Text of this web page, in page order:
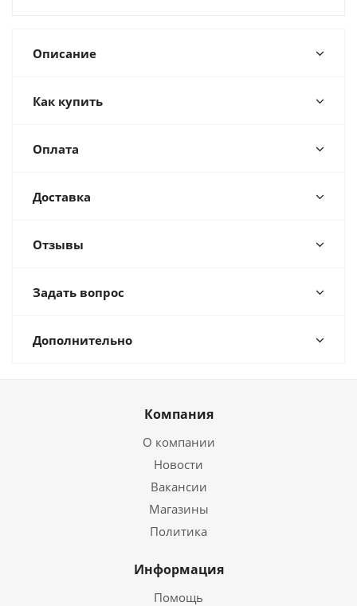
Описание
Как купить
Оплата
Доставка
Отзывы
Задать вопрос
Дополнительно
Компания
О компании
Новости
Вакансии
Магазины
Политика
Информация
Помощь